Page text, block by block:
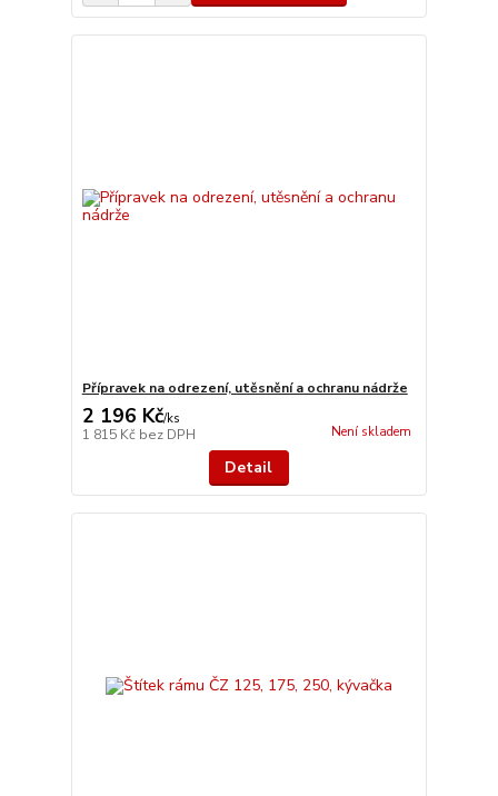
Přípravek na odrezení, utěsnění a ochranu nádrže
2 196 Kč/ks
1 815 Kč bez DPH Není skladem
Detail